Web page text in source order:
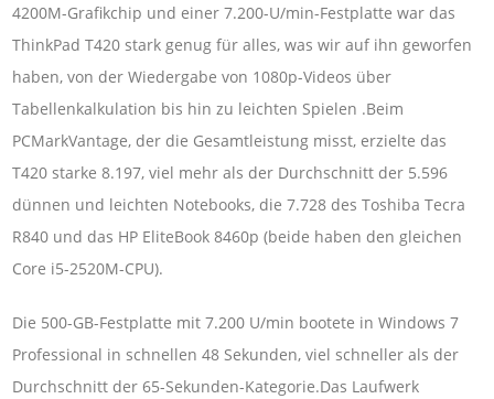
4200M-Grafikchip und einer 7.200-U/min-Festplatte war das
ThinkPad T420 stark genug für alles, was wir auf ihn geworfen
haben, von der Wiedergabe von 1080p-Videos über
Tabellenkalkulation bis hin zu leichten Spielen .Beim
PCMarkVantage, der die Gesamtleistung misst, erzielte das
T420 starke 8.197, viel mehr als der Durchschnitt der 5.596
dünnen und leichten Notebooks, die 7.728 des Toshiba Tecra
R840 und das HP EliteBook 8460p (beide haben den gleichen
Core i5-2520M-CPU).
Die 500-GB-Festplatte mit 7.200 U/min bootete in Windows 7
Professional in schnellen 48 Sekunden, viel schneller als der
Durchschnitt der 65-Sekunden-Kategorie.Das Laufwerk